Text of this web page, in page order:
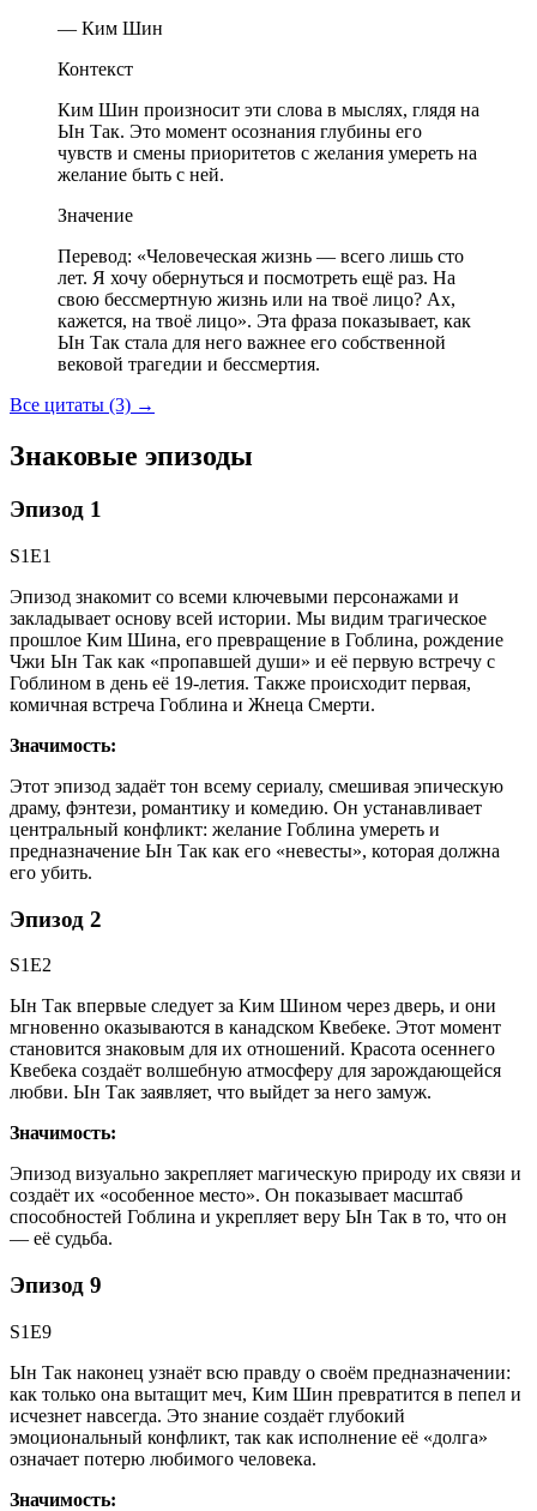
— Ким Шин
Контекст
Ким Шин произносит эти слова в мыслях, глядя на
Ын Так. Это момент осознания глубины его
чувств и смены приоритетов с желания умереть на
желание быть с ней.
Значение
Перевод: «Человеческая жизнь — всего лишь сто
лет. Я хочу обернуться и посмотреть ещё раз. На
свою бессмертную жизнь или на твоё лицо? Ах,
кажется, на твоё лицо». Эта фраза показывает, как
Ын Так стала для него важнее его собственной
вековой трагедии и бессмертия.
Все цитаты (3) →
Знаковые эпизоды
Эпизод 1
S1E1
Эпизод знакомит со всеми ключевыми персонажами и
закладывает основу всей истории. Мы видим трагическое
прошлое Ким Шина, его превращение в Гоблина, рождение
Чжи Ын Так как «пропавшей души» и её первую встречу с
Гоблином в день её 19-летия. Также происходит первая,
комичная встреча Гоблина и Жнеца Смерти.
Значимость:
Этот эпизод задаёт тон всему сериалу, смешивая эпическую
драму, фэнтези, романтику и комедию. Он устанавливает
центральный конфликт: желание Гоблина умереть и
предназначение Ын Так как его «невесты», которая должна
его убить.
Эпизод 2
S1E2
Ын Так впервые следует за Ким Шином через дверь, и они
мгновенно оказываются в канадском Квебеке. Этот момент
становится знаковым для их отношений. Красота осеннего
Квебека создаёт волшебную атмосферу для зарождающейся
любви. Ын Так заявляет, что выйдет за него замуж.
Значимость:
Эпизод визуально закрепляет магическую природу их связи и
создаёт их «особенное место». Он показывает масштаб
способностей Гоблина и укрепляет веру Ын Так в то, что он
— её судьба.
Эпизод 9
S1E9
Ын Так наконец узнаёт всю правду о своём предназначении:
как только она вытащит меч, Ким Шин превратится в пепел и
исчезнет навсегда. Это знание создаёт глубокий
эмоциональный конфликт, так как исполнение её «долга»
означает потерю любимого человека.
Значимость: